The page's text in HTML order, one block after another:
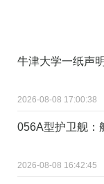
牛津大学一纸声
2026-08-08 17:00:38
056A型护卫舰：
2026-08-08 16:42:45